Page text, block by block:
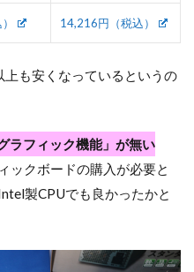
14,216円（税込）
も安くなっているというの
ラフィック機能」が無い
ックボードの購入が必要と
製CPUでも良かったかと